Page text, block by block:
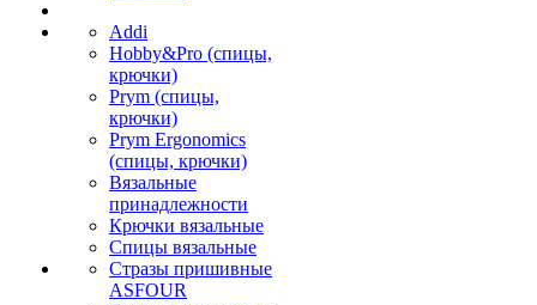
Addi
Hobby&Pro (спицы,
крючки)
Prym (спицы,
крючки)
Prym Ergonomics
(спицы, крючки)
Вязальные
принадлежности
Крючки вязальные
Спицы вязальные
Стразы пришивные
ASFOUR